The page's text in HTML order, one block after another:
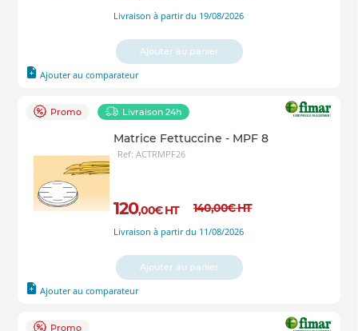
Livraison à partir du 19/08/2026
Ajouter au comparateur
Ajouter au panier
Promo Livraison 24h
Matrice Fettuccine - MPF 8
Ref: ACTRMPF26
120,00€ HT 140,00€HT
Livraison à partir du 11/08/2026
Ajouter au comparateur
Ajouter au panier
Promo